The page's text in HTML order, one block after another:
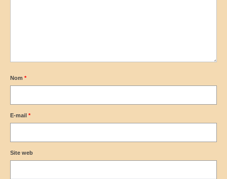
Nom *
E-mail *
Site web